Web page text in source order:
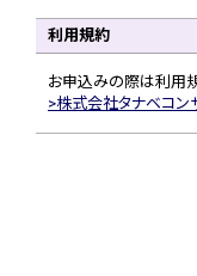
利用規約
お申込みの際は利用
株式会社タナベコ